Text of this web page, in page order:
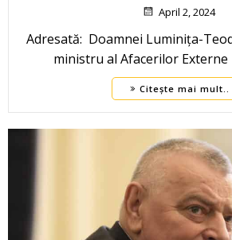
April 2, 2024
Adresată: Doamnei Luminița-
ministru al Afacerilor Externe
Citește mai mult..